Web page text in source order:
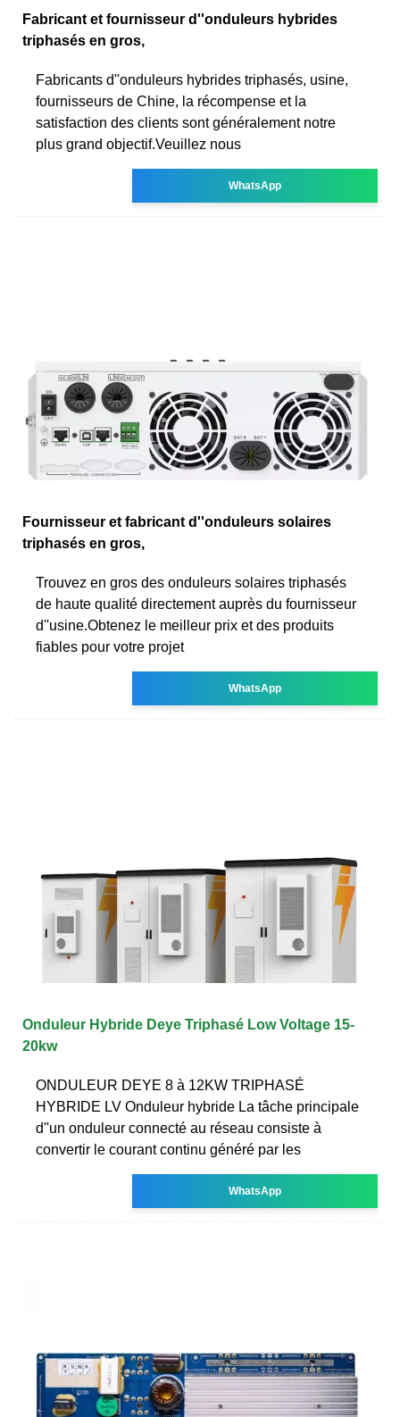
Fabricant et fournisseur d''onduleurs hybrides
triphasés en gros,
Fabricants d''onduleurs hybrides triphasés, usine,
fournisseurs de Chine, la récompense et la
satisfaction des clients sont généralement notre
plus grand objectif.Veuillez nous
WhatsApp
Fournisseur et fabricant d''onduleurs solaires
triphasés en gros,
Trouvez en gros des onduleurs solaires triphasés
de haute qualité directement auprès du fournisseur
d''usine.Obtenez le meilleur prix et des produits
fiables pour votre projet
WhatsApp
Onduleur Hybride Deye Triphasé Low Voltage 15-
20kw
ONDULEUR DEYE 8 à 12KW TRIPHASÉ
HYBRIDE LV Onduleur hybride La tâche principale
d''un onduleur connecté au réseau consiste à
convertir le courant continu généré par les
WhatsApp